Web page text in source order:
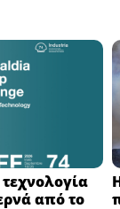
τεχνολογία
από το